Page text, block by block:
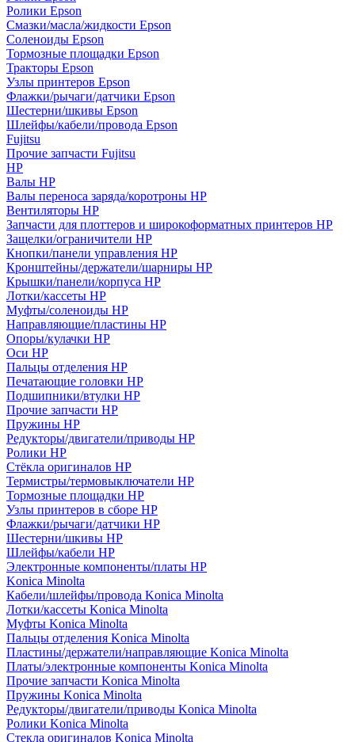
Ролики Epson
Смазки/масла/жидкости Epson
Соленоиды Epson
Тормозные площадки Epson
Тракторы Epson
Узлы принтеров Epson
Флажки/рычаги/датчики Epson
Шестерни/шкивы Epson
Шлейфы/кабели/провода Epson
Fujitsu
Прочие запчасти Fujitsu
HP
Валы HP
Валы переноса заряда/коротроны HP
Вентиляторы HP
Запчасти для плоттеров и широкоформатных принтеров HP
Защелки/ограничители HP
Кнопки/панели управления HP
Кронштейны/держатели/шарниры HP
Крышки/панели/корпуса HP
Лотки/кассеты HP
Муфты/соленоиды HP
Направляющие/пластины HP
Опоры/кулачки HP
Оси HP
Пальцы отделения HP
Печатающие головки HP
Подшипники/втулки HP
Прочие запчасти HP
Пружины HP
Редукторы/двигатели/приводы HP
Ролики HP
Стёкла оригиналов HP
Термистры/термовыключатели HP
Тормозные площадки HP
Узлы принтеров в сборе HP
Флажки/рычаги/датчики HP
Шестерни/шкивы HP
Шлейфы/кабели HP
Электронные компоненты/платы HP
Konica Minolta
Кабели/шлейфы/провода Konica Minolta
Лотки/кассеты Konica Minolta
Муфты Konica Minolta
Пальцы отделения Konica Minolta
Пластины/держатели/направляющие Konica Minolta
Платы/электронные компоненты Konica Minolta
Прочие запчасти Konica Minolta
Пружины Konica Minolta
Редукторы/двигатели/приводы Konica Minolta
Ролики Konica Minolta
Стекла оригиналов Konica Minolta